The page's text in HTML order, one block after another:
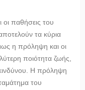
παθήσεις του
τα κύρια
η πρόληψη και οι
ποιότητα ζωής,
Η πρόληψη
του